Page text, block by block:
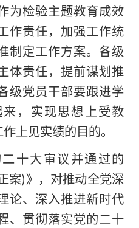
为检验主题教育成效
作责任，加强工作统
制定工作方案。各级
体责任，提前谋划推
级党员干部要跟进学
，实现思想上受教
上见实绩的目的。
二十大审议并通过的
案)》，对推动全党深
论、深入推进新时代
贯彻落实党的二十